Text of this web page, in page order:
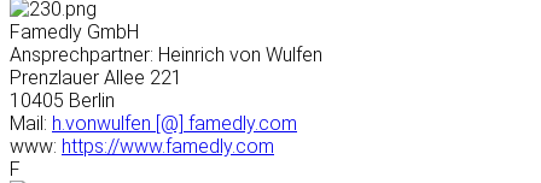
Famedly GmbH
Ansprechpartner: Heinrich von Wulfen
Prenzlauer Allee 221
10405 Berlin
Mail: h.vonwulfen [@] famedly.com
www: https://www.famedly.com
F